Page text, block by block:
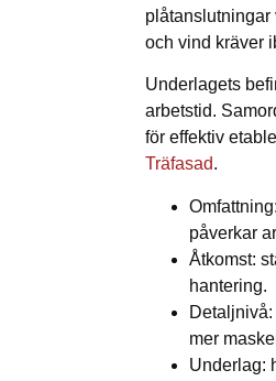
plåtanslutningar
och vind kräver
Underlagets
arbetstid.
för effektiv
Träfasad.
påverkar
Åtkomst:
hantering.
mer
Underlag: